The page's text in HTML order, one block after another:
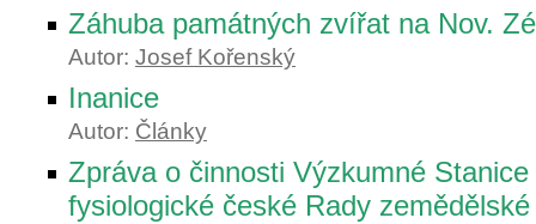
Záhuba památných zvířat na Nov.
Autor: Josef Kořenský
Inanice
Autor: Články
Zpráva o činnosti Výzkumné
fysiologické české Rady zemědělské